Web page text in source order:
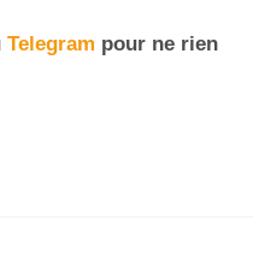
Telegram pour ne rien